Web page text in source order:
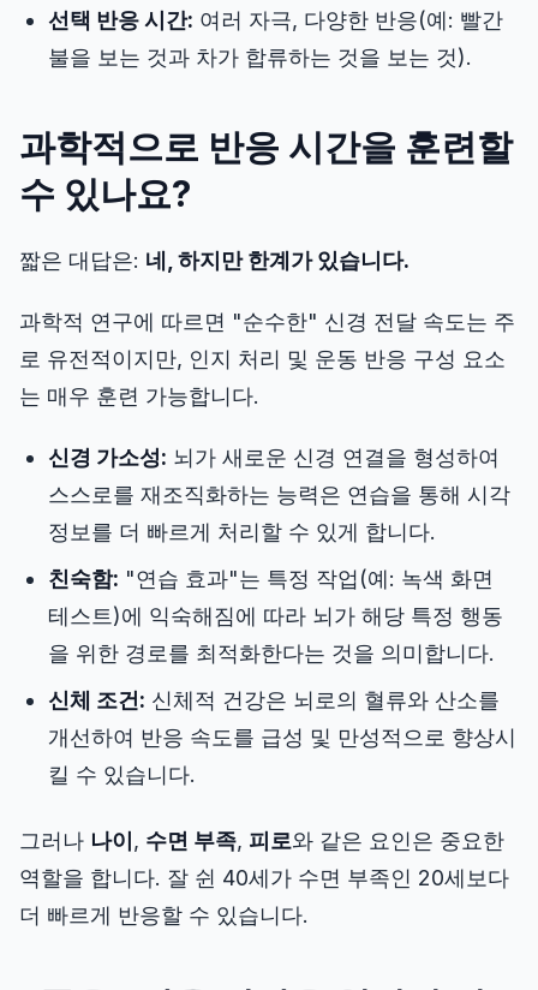
FPS Reaction
리더보드
기사
대시보드
🇰🇷 KO
선택 반응 시간: 여러 자극, 다양한 반응(예: 빨간
불을 보는 것과 차가 합류하는 것을 보는 것).
과학적으로 반응 시간을 훈련할
수 있나요?
짧은 대답은: 네, 하지만 한계가 있습니다.
과학적 연구에 따르면 "순수한" 신경 전달 속도는 주
로 유전적이지만, 인지 처리 및 운동 반응 구성 요소
는 매우 훈련 가능합니다.
신경 가소성: 뇌가 새로운 신경 연결을 형성하여
스스로를 재조직화하는 능력은 연습을 통해 시각
정보를 더 빠르게 처리할 수 있게 합니다.
친숙함: "연습 효과"는 특정 작업(예: 녹색 화면
테스트)에 익숙해짐에 따라 뇌가 해당 특정 행동
을 위한 경로를 최적화한다는 것을 의미합니다.
신체 조건: 신체적 건강은 뇌로의 혈류와 산소를
개선하여 반응 속도를 급성 및 만성적으로 향상시
킬 수 있습니다.
그러나 나이 , 수면 부족, 피로와 같은 요인은 중요한
역할을 합니다. 잘 쉰 40세가 수면 부족인 20세보다
더 빠르게 반응할 수 있습니다.